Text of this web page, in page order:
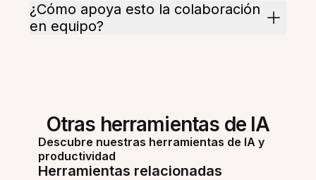
¿Cómo apoya esto la colaboración
en equipo?
Otras herramientas de IA
Descubre nuestras herramientas de IA y
productividad
Herramientas relacionadas